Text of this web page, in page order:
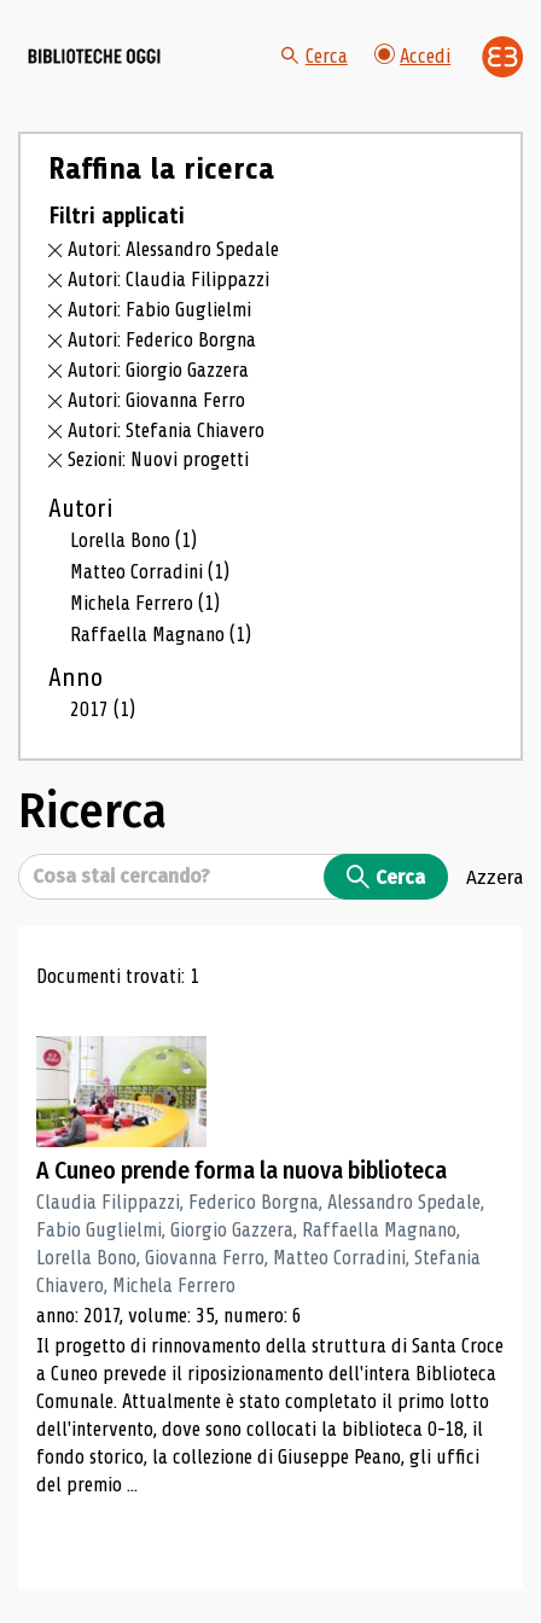
Cerca Accedi
Raffina la ricerca
Filtri applicati
Autori: Alessandro Spedale
Autori: Claudia Filippazzi
Autori: Fabio Guglielmi
Autori: Federico Borgna
Autori: Giorgio Gazzera
Autori: Giovanna Ferro
Autori: Stefania Chiavero
Sezioni: Nuovi progetti
Autori
Lorella Bono(1)
Matteo Corradini(1)
Michela Ferrero(1)
Raffaella Magnano(1)
Anno
2017(1)
Ricerca
Cerca Cerca Azzera
Risultati di ricerca
Documenti trovati: 1
A Cuneo prende forma la nuova biblioteca
Claudia Filippazzi, Federico Borgna, Alessandro Spedale,
Fabio Guglielmi, Giorgio Gazzera, Raffaella Magnano,
Lorella Bono, Giovanna Ferro, Matteo Corradini, Stefania
Chiavero, Michela Ferrero
anno: 2017, volume: 35, numero: 6
Il progetto di rinnovamento della struttura di Santa Croce
a Cuneo prevede il riposizionamento dell'intera Biblioteca
Comunale. Attualmente è stato completato il primo lotto
dell'intervento, dove sono collocati la biblioteca 0-18, il
fondo storico, la collezione di Giuseppe Peano, gli uffici
del premio ...